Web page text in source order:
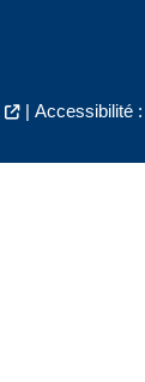
| Accessibilité